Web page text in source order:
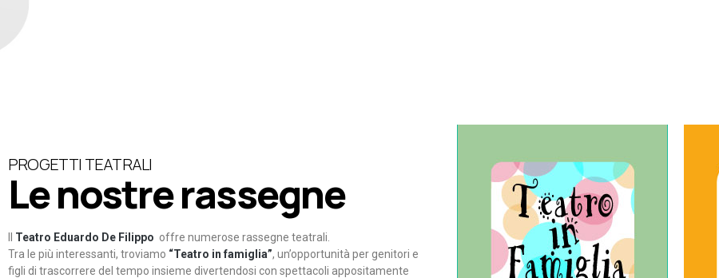
PROGETTI TEATRALI
Le nostre rassegne
Teatro Eduardo De Filippo offre numerose rassegne teatrali.
Tra le più interessanti, troviamo “Teatro in famiglia”, un’opportunità per genitori e
figli di trascorrere del tempo insieme divertendosi con spettacoli appositamente
Teatro In Famiglia è una
rassegna di teatro concepita
per far condividere e godere
del teatro all’intera famiglia.
Continua